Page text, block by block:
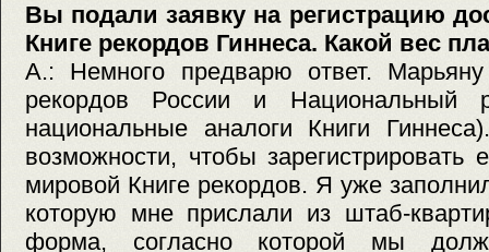
Вы подали заявку на регистрацию
Книге рекордов Гиннеса. Какой вес
А.: Немного предварю ответ.
рекордов России и Национальный
национальные аналоги Книги
возможности, чтобы зарегистрировать
мировой Книге рекордов. Я уже
которую мне прислали из штаб-
форма, согласно которой мы